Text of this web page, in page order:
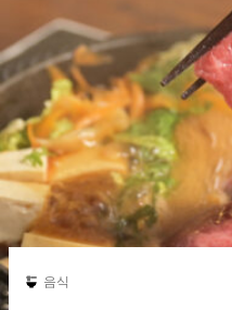
취재로 방문한 날은 중뱃살, 등
가 덮밥에 가득 채워져 있었습
（Agodashi）』국물 간장에
않고 그대로 맛 보세요. 와사
니다. 그릇의...
음식